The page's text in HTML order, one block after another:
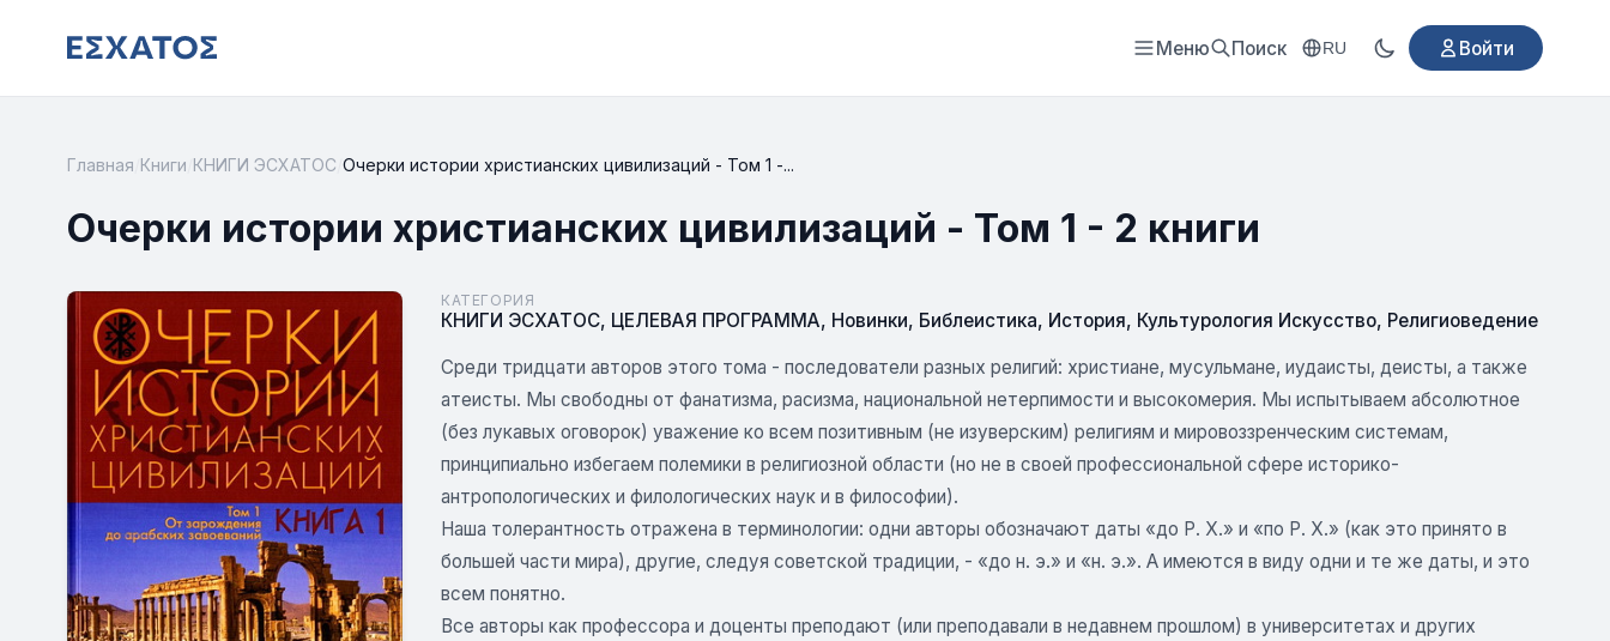
Меню Поиск RU Войти
Главная Книги КНИГИ ЭСХАТОС Очерки истории христианских цивилизаций - Том 1 -...
Очерки истории христианских цивилизаций - Том 1 - 2 книги
КАТЕГОРИЯ
КНИГИ ЭСХАТОС, ЦЕЛЕВАЯ ПРОГРАММА, Новинки, Библеистика, История, Культурология Искусство, Религиоведение
Среди тридцати авторов этого тома - последователи разных религий: христиане, мусульмане, иудаисты, деисты, а также
атеисты. Мы свободны от фанатизма, расизма, национальной нетерпимости и высокомерия. Мы испытываем абсолютное
(без лукавых оговорок) уважение ко всем позитивным (не изуверским) религиям и мировоззренческим системам,
принципиально избегаем полемики в религиозной области (но не в своей профессиональной сфере историко-
антропологических и филологических наук и в философии).
Наша толерантность отражена в терминологии: одни авторы обозначают даты «до Р. X.» и «по Р. X.» (как это принято в
большей части мира), другие, следуя советской традиции, - «до н. э.» и «н. э.». А имеются в виду одни и те же даты, и это
всем понятно.
Все авторы как профессора и доценты преподают (или преподавали в недавнем прошлом) в университетах и других